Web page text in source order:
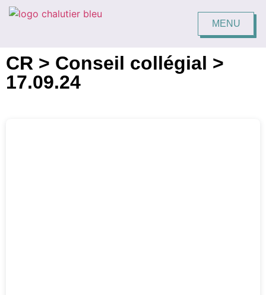
MENU
CR > Conseil collégial >
17.09.24